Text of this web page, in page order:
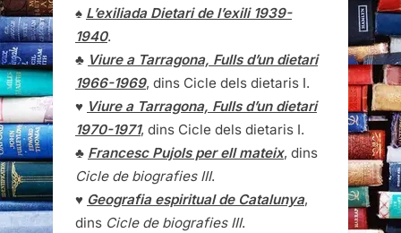
♠ L’exiliada Dietari de l’exili 1939-
1940.
♣ Viure a Tarragona, Fulls d’un dietari
1966-1969, dins Cicle dels dietaris I.
♥ Viure a Tarragona, Fulls d’un dietari
1970-1971, dins Cicle dels dietaris I.
♣ Francesc Pujols per ell mateix, dins
Cicle de biografies III.
♥ Geografia espiritual de Catalunya,
dins Cicle de biografies III.